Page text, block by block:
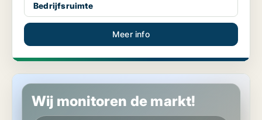
Bedrijfsruimte
Meer info
Winkel in Nußdorf-Debant, Tirol
Wij monitoren de markt!